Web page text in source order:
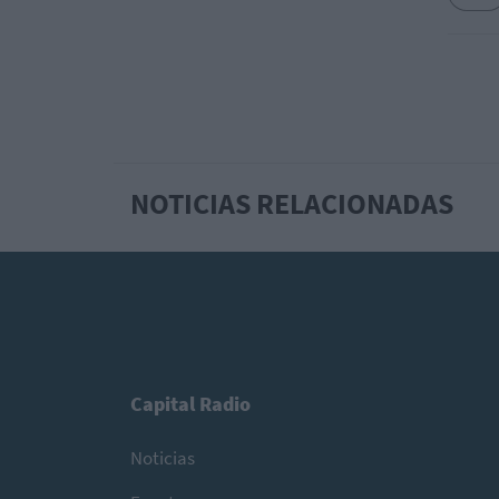
NOTICIAS RELACIONADAS
Capital Radio
Noticias